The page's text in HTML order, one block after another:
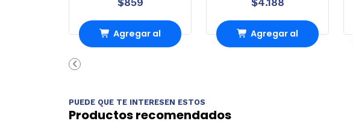
Agregar al Agregar al
PUEDE QUE TE INTERESEN ESTOS
Productos recomendados